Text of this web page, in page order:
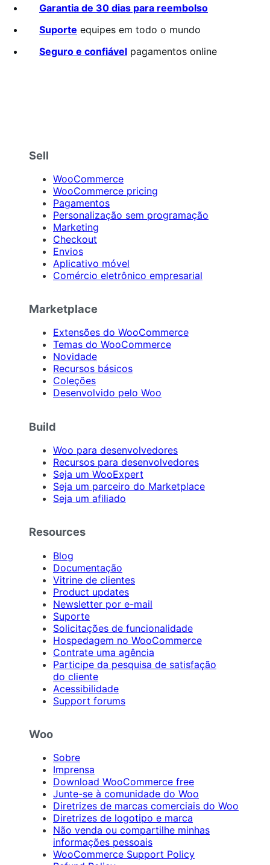
Garantia de 30 dias para reembolso
Suporte equipes em todo o mundo
Seguro e confiável pagamentos online
Sell
WooCommerce
WooCommerce pricing
Pagamentos
Personalização sem programação
Marketing
Checkout
Envios
Aplicativo móvel
Comércio eletrônico empresarial
Marketplace
Extensões do WooCommerce
Temas do WooCommerce
Novidade
Recursos básicos
Coleções
Desenvolvido pelo Woo
Build
Woo para desenvolvedores
Recursos para desenvolvedores
Seja um WooExpert
Seja um parceiro do Marketplace
Seja um afiliado
Resources
Blog
Documentação
Vitrine de clientes
Product updates
Newsletter por e-mail
Suporte
Solicitações de funcionalidade
Hospedagem no WooCommerce
Contrate uma agência
Participe da pesquisa de satisfação
do cliente
Acessibilidade
Support forums
Woo
Sobre
Imprensa
Download WooCommerce free
Junte-se à comunidade do Woo
Diretrizes de marcas comerciais do Woo
Diretrizes de logotipo e marca
Não venda ou compartilhe minhas
informações pessoais
WooCommerce Support Policy